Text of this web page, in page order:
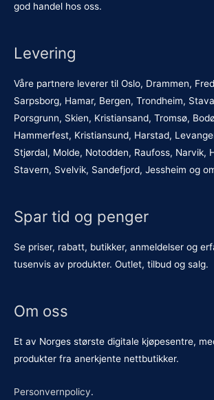
god handel hos oss.
Levering
Våre partnere leverer til Oslo, Drammen,
Sarpsborg, Hamar, Bergen, Trondheim,
Porsgrunn, Skien, Kristiansand, Tromsø,
Hammerfest, Kristiansund, Harstad,
Stjørdal, Molde, Notodden, Raufoss, Narvik,
Stavern, Svelvik, Sandefjord, Jessheim og
Spar tid og penger
Se priser, rabatt, butikker, anmeldelser og
tusenvis av produkter. Outlet, tilbud og salg.
Om oss
Et av Norges største digitale kjøpesentre,
produkter fra anerkjente nettbutikker.
Personvernpolicy.